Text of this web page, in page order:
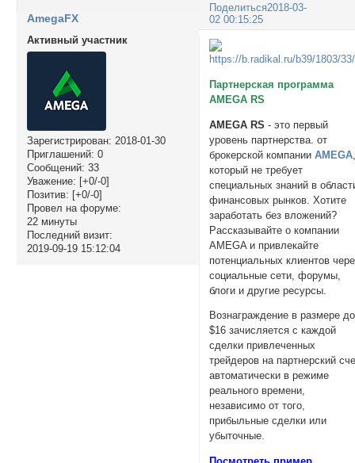
Поделиться2018-03-
02 00:15:25
AmegaFX
Активный участник
Зарегистрирован: 2018-01-30
Приглашений: 0
Сообщений: 33
Уважение: [+0/-0]
Позитив: [+0/-0]
Провел на форуме:
22 минуты
Последний визит:
2019-09-19 15:12:04
Партнерская программа
AMEGA RS
AMEGA RS - это первый
уровень партнерства. от
брокерской компанииAMEGA
который не требует
специальных знаний в
финансовых рынков. Хотите
заработать без вложений?
Рассказывайте о компании
AMEGA и привлекайте
потенциальных клиентов
социальные сети, форумы,
блоги и другие ресурсы.
Вознаграждение в размере до
$16 зачисляется с каждой
сделки привлеченных
трейдеров на партнерский
автоматически в режиме
реального времени,
независимо от того,
прибыльные сделки или
убыточные.